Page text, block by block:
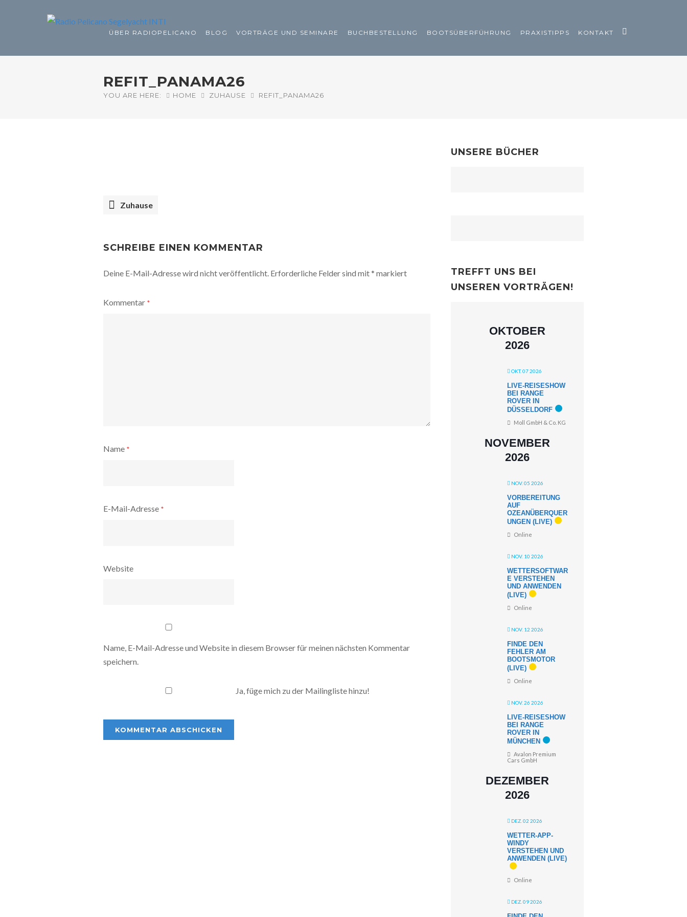
ÜBER RADIOPELICANO BLOG VORTRÄGE UND SEMINARE BUCHBESTELLUNG BOOTSÜBERFÜHRUNG PRAXISTIPPS KONTAKT
REFIT_PANAMA26
YOU ARE HERE: HOME ZUHAUSE REFIT_PANAMA26
NAVIGATION
Zuhause
SCHREIBE EINEN KOMMENTAR
Deine E-Mail-Adresse wird nicht veröffentlicht. Erforderliche Felder sind mit* markiert
Kommentar *
Name *
E-Mail-Adresse *
Website
Name, E-Mail-Adresse und Website in diesem Browser für meinen nächsten Kommentar
speichern.
Ja, füge mich zu der Mailingliste hinzu!
UNSERE BÜCHER
TREFFT UNS BEI
UNSEREN VORTRÄGEN!
OKTOBER
2026
OKT. 07 2026
LIVE-REISESHOW
BEI RANGE
ROVER IN
DÜSSELDORF
Moll GmbH & Co. KG
NOVEMBER
2026
NOV. 05 2026
VORBEREITUNG
AUF
OZEANÜBERQUER
UNGEN (LIVE)
Online
NOV. 10 2026
WETTERSOFTWAR
E VERSTEHEN
UND ANWENDEN
(LIVE)
Online
NOV. 12 2026
FINDE DEN
FEHLER AM
BOOTSMOTOR
(LIVE)
Online
NOV. 26 2026
LIVE-REISESHOW
BEI RANGE
ROVER IN
MÜNCHEN
Avalon Premium
Cars GmbH
DEZEMBER
2026
DEZ. 02 2026
WETTER-APP-
WINDY
VERSTEHEN UND
ANWENDEN (LIVE)
Online
DEZ. 09 2026